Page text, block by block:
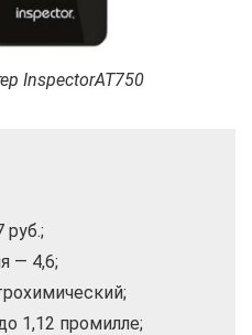
InspectorAT750
руб.;
— 4,6;
1,12 промилле;